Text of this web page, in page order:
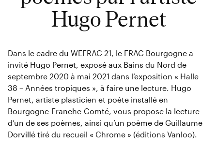
Hugo Pernet
Dans le cadre du WEFRAC 21, le FRAC Bourgogne a
invité Hugo Pernet, exposé aux Bains du Nord de
septembre 2020 à mai 2021 dans l’exposition « Halle
38 – Années tropiques », à faire une lecture. Hugo
Pernet, artiste plasticien et poète installé en
Bourgogne-Franche-Comté, vous propose la lecture
d’un de ses poèmes, ainsi qu’un poème de Guillaume
Dorvillé tiré du recueil « Chrome » (éditions Vanloo).